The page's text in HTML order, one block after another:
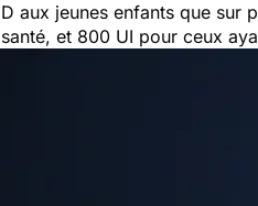
D aux jeunes enfants que sur
santé, et 800 UI pour ceux